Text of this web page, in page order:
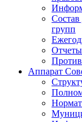
Состав
групп
Аппарат